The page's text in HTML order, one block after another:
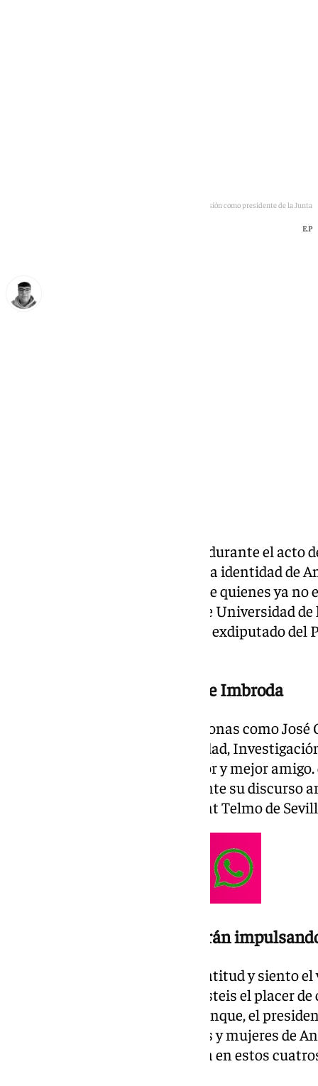
Juanma Moreno durante el acto de toma de posesión como presidente de la Junta
E.P
El discurso de Juanma Moreno durante el acto
con mensajes sobre el futuro o la identidad de
habido tiempo para acordarse de quienes ya
referido al anterior Consejero de Universidad
Carlos Gómez Villamandos, y al exdiputado
El recuerdo de Villamandos e Imbroda
«Hoy echamos de menos a personas como
reciente Consejero de Universidad,
Javier Imbroda, magnífico gestor y mejor
esta tierra», decía Moreno durante su discurso
escuchaban en el Palacio de Sant Telmo de
Esperanza en quienes seguirán
«Pienso en ellos con cariño y gratitud y siento
imagino que sentís los que tuvisteis el placer
en recuerdo de los fallecidos. Aunque, el
que hay miles miles de hombres y mujeres de
seguirán impulsando este tierra en estos